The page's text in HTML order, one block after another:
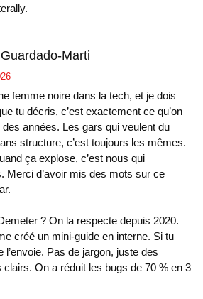
Marti
femme noire dans la tech, et je dois
tu décris, c’est exactement ce qu’on
des années. Les gars qui veulent du
structure, c’est toujours les mêmes.
ça explose, c’est nous qui
Merci d’avoir mis des mots sur ce
? On la respecte depuis 2020.
créé un mini-guide en interne. Si tu
l’envoie. Pas de jargon, juste des
clairs. On a réduit les bugs de 70 % en 3